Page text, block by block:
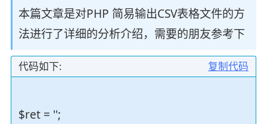
本篇文章是对PHP 简易输出CSV表格文件的方
法进行了详细的分析介绍，需要的朋友参考下
复制代码
代码如下:
$ret = '';